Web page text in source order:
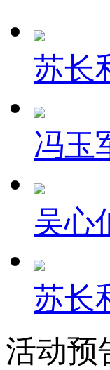
苏长
冯玉
吴心
苏长
活动预